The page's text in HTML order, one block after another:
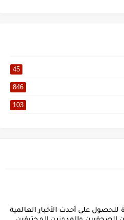
45
846
103
على أحدث الأخبار العالمية